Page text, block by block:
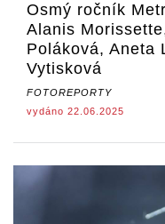
Osmý ročník
Alanis
Poláková, Aneta
Vytisková
FOTOREPORTY
vydáno 22.06.2025